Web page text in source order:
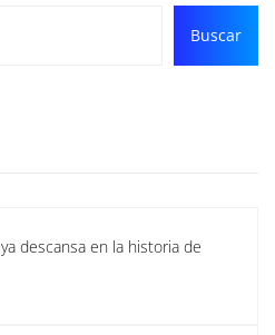
Buscar
descansa en la historia de